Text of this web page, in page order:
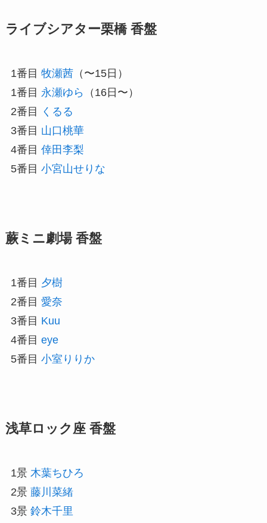
ライブシアター栗橋 香盤
1番目 牧瀬茜（〜15日）
1番目 永瀬ゆら
（16日〜）
2番目
くるる
3番目 山口桃華
4番目 倖田李梨
5番目 小宮山せりな
蕨ミニ劇場 香盤
1番目 夕樹
2番目 愛奈
3番目 Kuu
4番目 eye
5番目 小室りりか
浅草ロック座 香盤
1景 木葉ちひろ
2景 藤川菜緒
3景 鈴木千里